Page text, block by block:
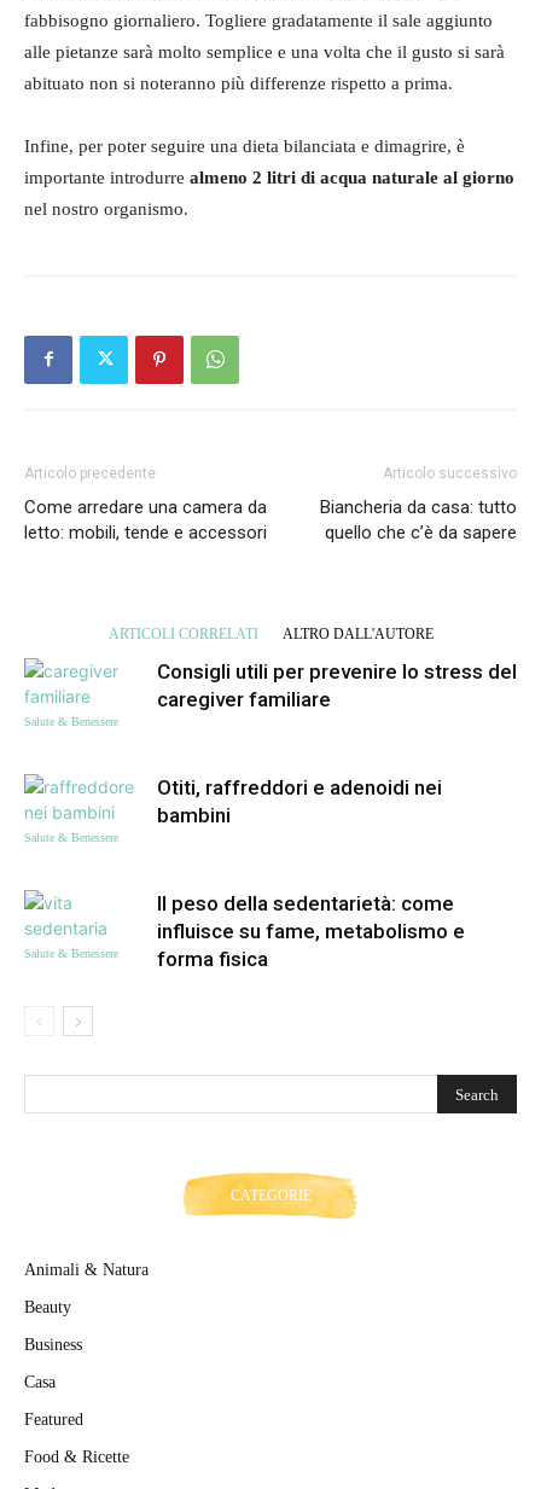
fabbisogno giornaliero. Togliere gradatamente il sale aggiunto
alle pietanze sarà molto semplice e una volta che il gusto si sarà
abituato non si noteranno più differenze rispetto a prima.
Infine, per poter seguire una dieta bilanciata e dimagrire, è
importante introdurre almeno 2 litri di acqua naturale al giorno
nel nostro organismo.
Articolo precedente
Come arredare una camera da
letto: mobili, tende e accessori
Articolo successivo
Biancheria da casa: tutto
quello che c’è da sapere
ARTICOLI CORRELATI ALTRO DALL'AUTORE
Salute & Benessere
Consigli utili per prevenire lo stress del
caregiver familiare
Salute & Benessere
Otiti, raffreddori e adenoidi nei
bambini
Salute & Benessere
Il peso della sedentarietà: come
influisce su fame, metabolismo e
forma fisica
CATEGORIE
Animali & Natura
Beauty
Business
Casa
Featured
Food & Ricette